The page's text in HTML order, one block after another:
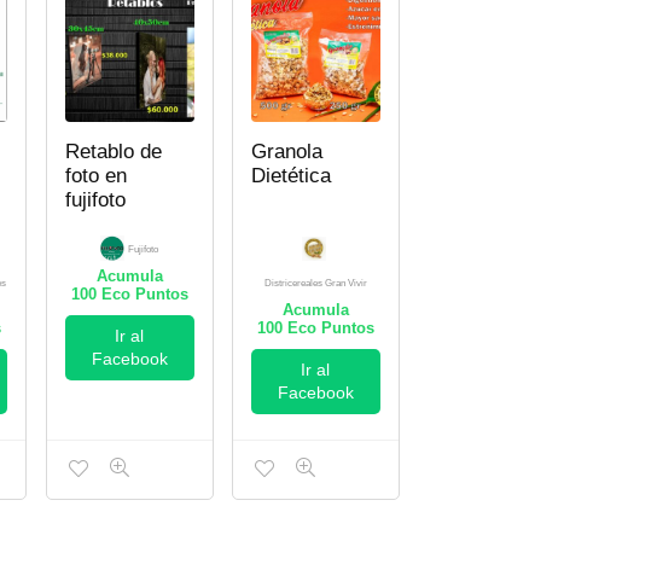
Retablo de
foto en
fujifoto
Fujifoto
Acumula
100Eco Puntos
Ir al
Facebook
Granola
Dietética
Districereales Gran Vivir
Acumula
100Eco Puntos
Ir al
Facebook